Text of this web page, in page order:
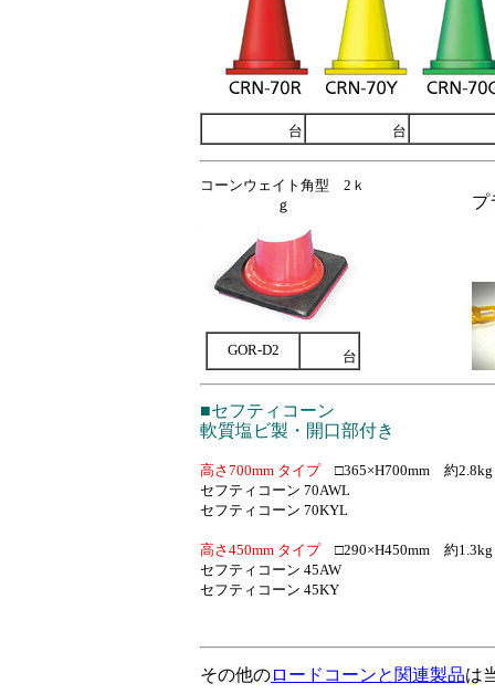
台 台
コーンウェイト角型 2ｋ
ｇ
GOR-D2 台
プ
■セフティコーン
軟質塩ビ製・開口部付き
高さ700mm タイプ□365×H700mm 約2.8kg
セフティコーン 70AWL
セフティコーン 70KYL
高さ450mm タイプ□290×H450mm 約1.3kg
セフティコーン 45AW
セフティコーン 45KY
その他のロードコーンと関連製品は